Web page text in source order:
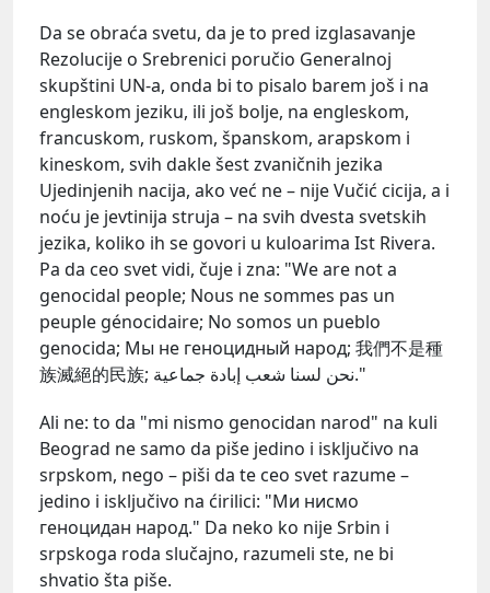
Da se obraća svetu, da je to pred izglasavanje
Rezolucije o Srebrenici poručio Generalnoj
skupštini UN-a, onda bi to pisalo barem još i na
engleskom jeziku, ili još bolje, na engleskom,
francuskom, ruskom, španskom, arapskom i
kineskom, svih dakle šest zvaničnih jezika
Ujedinjenih nacija, ako već ne – nije Vučić cicija, a i
noću je jevtinija struja – na svih dvesta svetskih
jezika, koliko ih se govori u kuloarima Ist Rivera.
Pa da ceo svet vidi, čuje i zna: "We are not a
genocidal people; Nous ne sommes pas un
peuple génocidaire; No somos un pueblo
genocida; Mы не геноцидный народ; 我們不是種
族滅絕的民族; نحن لسنا شعب إبادة جماعية."
Ali ne: to da "mi nismo genocidan narod" na kuli
Beograd ne samo da piše jedino i isključivo na
srpskom, nego – piši da te ceo svet razume –
jedino i isključivo na ćirilici: "Ми нисмо
геноцидан народ." Da neko ko nije Srbin i
srpskoga roda slučajno, razumeli ste, ne bi
shvatio šta piše.